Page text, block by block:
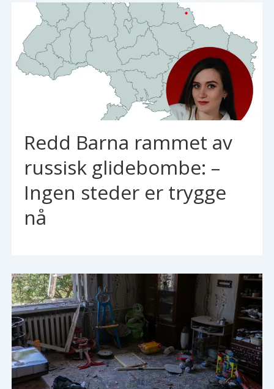
Redd Barna rammet av
russisk glidebombe: –
Ingen steder er trygge
nå